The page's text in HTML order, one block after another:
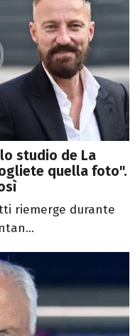
studio de La
quella foto".
riemerge durante